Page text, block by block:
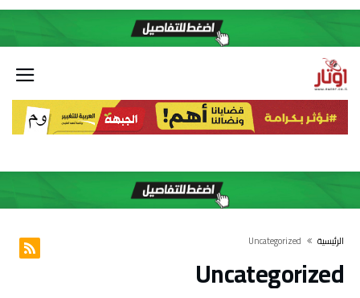
‫الرئيسية‬ Uncategorized
Uncategorized